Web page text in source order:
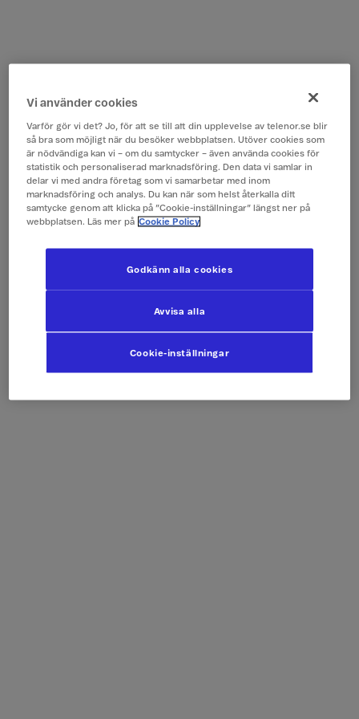
Vi använder cookies
Varför gör vi det? Jo, för att se till att din upplevelse av telenor.se blir
så bra som möjligt när du besöker webbplatsen. Utöver cookies som
är nödvändiga kan vi – om du samtycker – även använda cookies för
statistik och personaliserad marknadsföring. Den data vi samlar in
delar vi med andra företag som vi samarbetar med inom
marknadsföring och analys. Du kan när som helst återkalla ditt
samtycke genom att klicka på ”Cookie-inställningar” längst ner på
webbplatsen. Läs mer på Cookie Policy
Cookie-inställningar
Avvisa alla
Godkänn alla cookies